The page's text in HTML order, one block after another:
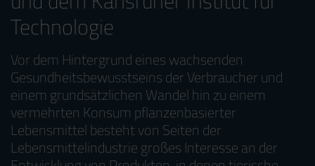
Technologie
Vor dem Hintergrund eines wachsenden
Gesundheitsbewusstseins der Verbraucher und
einem grundsätzlichen Wandel hin zu einem
vermehrten Konsum pflanzenbasierter
Lebensmittel besteht von Seiten der
Lebensmittelindustrie großes Interesse an der